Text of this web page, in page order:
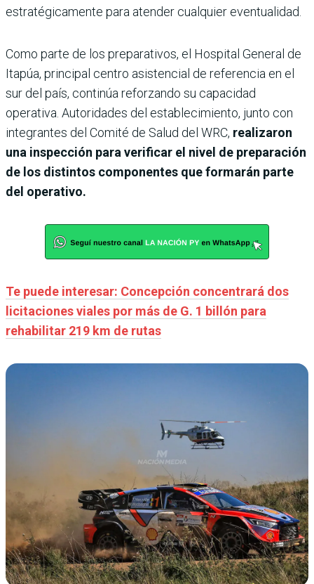
estratégicamente para atender cualquier eventualidad.
Como parte de los preparativos, el Hospital General de
Itapúa, principal centro asistencial de referencia en el
sur del país, continúa reforzando su capacidad
operativa. Autoridades del establecimiento, junto con
integrantes del Comité de Salud del WRC, realizaron
una inspección para verificar el nivel de preparación
de los distintos componentes que formarán parte
del operativo.
Te puede interesar: Concepción concentrará dos
licitaciones viales por más de G. 1 billón para
rehabilitar 219 km de rutas